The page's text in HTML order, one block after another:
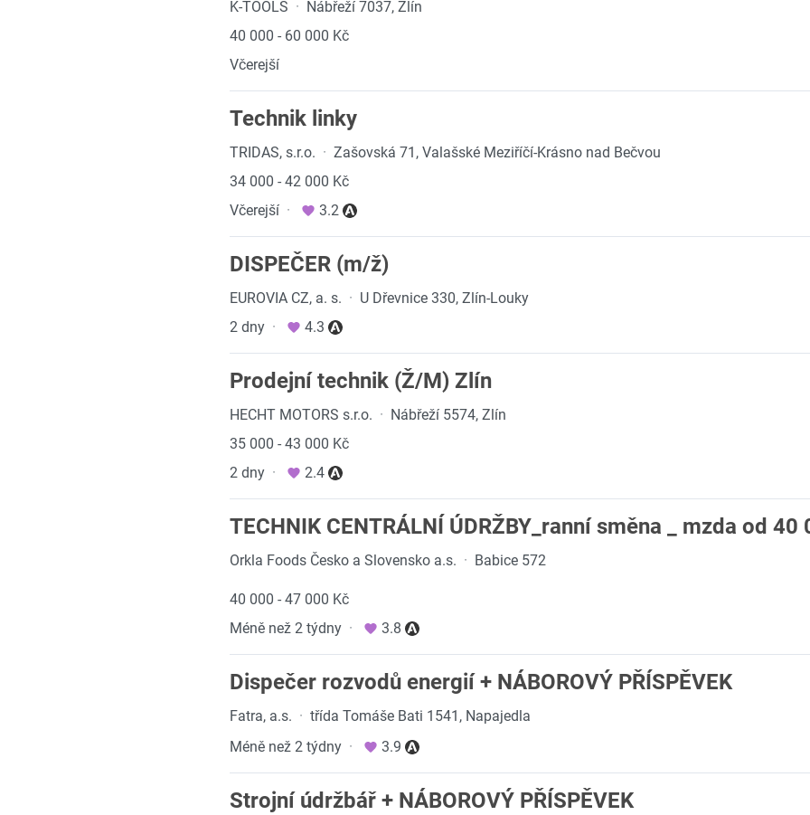
K-TOOLS · Nábřeží 7037, Zlín
40 000 - 60 000 Kč
Včerejší
Technik linky
TRIDAS, s.r.o. · Zašovská 71, Valašské Meziříčí-Krásno nad Bečvou
34 000 - 42 000 Kč
Včerejší · 3.2
DISPEČER (m/ž)
EUROVIA CZ, a. s. · U Dřevnice 330, Zlín-Louky
2 dny · 4.3
Prodejní technik (Ž/M) Zlín
HECHT MOTORS s.r.o. · Nábřeží 5574, Zlín
35 000 - 43 000 Kč
2 dny · 2.4
TECHNIK CENTRÁLNÍ ÚDRŽBY_ranní směna _ mzda od 40
Orkla Foods Česko a Slovensko a.s. · Babice 572
40 000 - 47 000 Kč
Méně než 2 týdny · 3.8
Dispečer rozvodů energií + NÁBOROVÝ PŘÍSPĚVEK
Fatra, a.s. · třída Tomáše Bati 1541, Napajedla
Méně než 2 týdny · 3.9
Strojní údržbář + NÁBOROVÝ PŘÍSPĚVEK